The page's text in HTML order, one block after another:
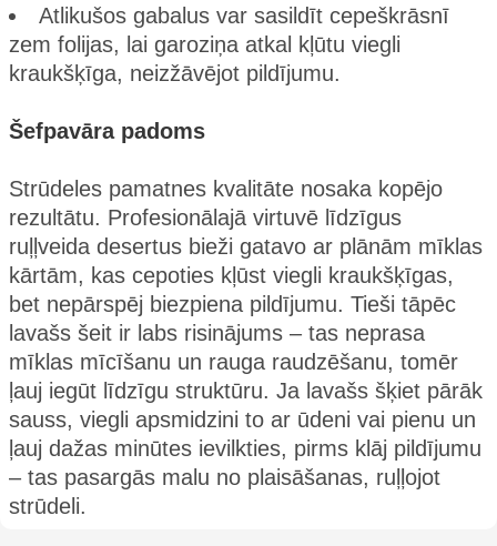
Atlikušos gabalus var sasildīt cepeškrāsnī
zem folijas, lai garoziņa atkal kļūtu viegli
kraukšķīga, neizžāvējot pildījumu.
Šefpavāra padoms
Strūdeles pamatnes kvalitāte nosaka kopējo
rezultātu. Profesionālajā virtuvē līdzīgus
ruļļveida desertus bieži gatavo ar plānām mīklas
kārtām, kas cepoties kļūst viegli kraukšķīgas,
bet nepārspēj biezpiena pildījumu. Tieši tāpēc
lavašs šeit ir labs risinājums – tas neprasa
mīklas mīcīšanu un rauga raudzēšanu, tomēr
ļauj iegūt līdzīgu struktūru. Ja lavašs šķiet pārāk
sauss, viegli apsmidzini to ar ūdeni vai pienu un
ļauj dažas minūtes ievilkties, pirms klāj pildījumu
– tas pasargās malu no plaisāšanas, ruļļojot
strūdeli.